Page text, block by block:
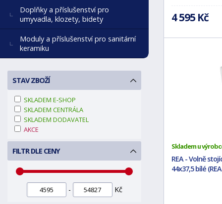
4 595 Kč
Skladem u
REA - Volně
44x37,5 bílé
Doplňky a příslušenství pro
umyvadla, klozety, bidety
Moduly a příslušenství pro sanitární
keramiku
STAV ZBOŽÍ
SKLADEM E-SHOP
SKLADEM CENTRÁLA
SKLADEM DODAVATEL
AKCE
FILTR DLE CENY
- Kč